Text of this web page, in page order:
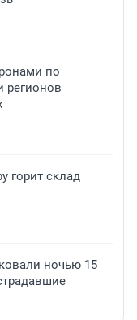
по
регионов
горит склад
ночью 15